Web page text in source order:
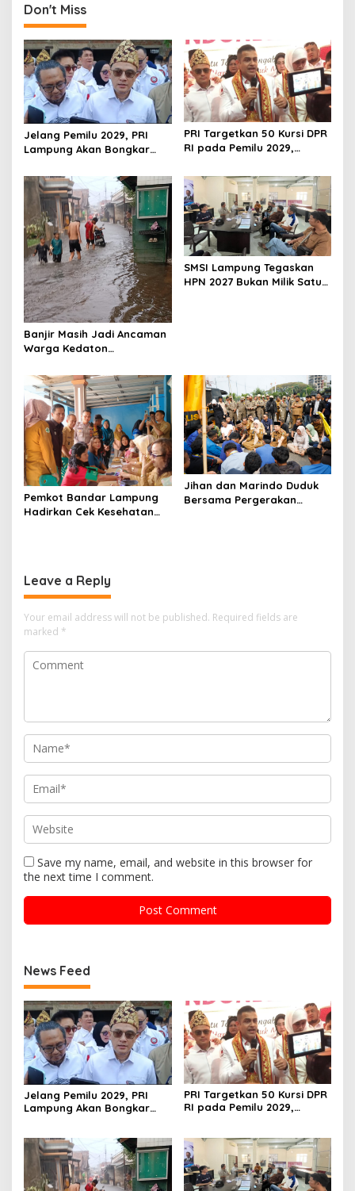
a
v
i
g
a
t
i
o
n
Don't Miss
Jelang Pemilu 2029, PRI
Lampung Akan Bongkar
Organisasi
PRI Targetkan 50 Kursi DPR
RI pada Pemilu 2029,
Dipercepat
Banjir Masih Jadi Ancaman
Warga Kedaton
SMSI Lampung Tegaskan
HPN 2027 Bukan Milik Satu
Pemkot Bandar Lampung
Hadirkan Cek Kesehatan
Jihan dan Marindo Duduk
Bersama Pergerakan
Leave a Reply
Your email address will not be published. Required fields are
marked *
Save my name, email, and website in this browser for
the next time I comment.
News Feed
Jelang Pemilu 2029, PRI
Lampung Akan Bongkar
PRI Targetkan 50 Kursi DPR
RI pada Pemilu 2029,